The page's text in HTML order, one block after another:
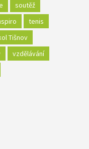
soutěž
tenis
Tišnov
vzdělávání